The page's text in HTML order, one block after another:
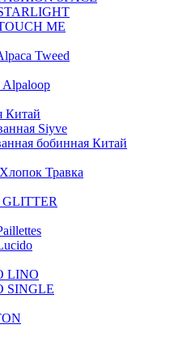
ME
Tweed
Alpaloop
Китай
Siyve
бобинная Китай
Травка
GLITTER
LINO
SINGLE